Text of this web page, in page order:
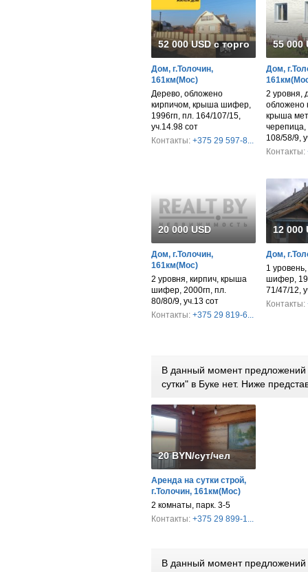
52 000 USD с торгом
Дом, г.Толочин,
161км(Мос)
Дерево, обложено
кирпичом, крыша шифер,
1996гп, пл. 164/107/15,
уч.14.98 сот
Контакты: +375 29 597-8...
55 000
Дом,
2 уровня,
обложено
крыша
черепица,
108/58/9,
Контакты:
20 000 USD
Дом, г.Толочин,
161км(Мос)
2 уровня, кирпич, крыша
шифер, 2000гп, пл.
80/80/9, уч.13 сот
Контакты: +375 29 819-6...
12 000
Дом,
1
шифер,
71/47/12,
Контакты:
В данный момент
сутки" в Буке нет. Ниже
20 BYN/сут/чел
Аренда на сутки строй,
г.Толочин, 161км(Мос)
2 комнаты, парк. 3-5
Контакты: +375 29 899-1...
В данный момент